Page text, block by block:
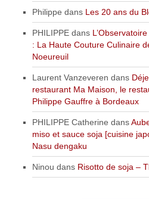
Philippe dans Les 20 ans du
PHILIPPE dans
: La Haute Couture Culinaire
Noeureuil
Laurent Vanzeveren dans
restaurant Ma Maison, le
Philippe Gauffre à Bordeaux
PHILIPPE Catherine dans
miso et sauce soja [cuisine
Nasu dengaku
Ninou dans Risotto de soja –